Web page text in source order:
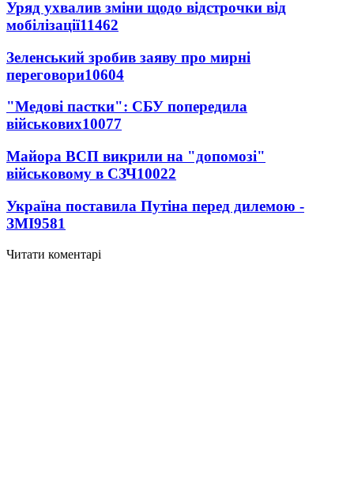
Уряд ухвалив зміни щодо відстрочки від
мобілізації11462
Зеленський зробив заяву про мирні
переговори10604
"Медові пастки": СБУ попередила
військових10077
Майора ВСП викрили на "допомозі"
військовому в СЗЧ10022
Україна поставила Путіна перед дилемою -
ЗМІ9581
Читати коментарі